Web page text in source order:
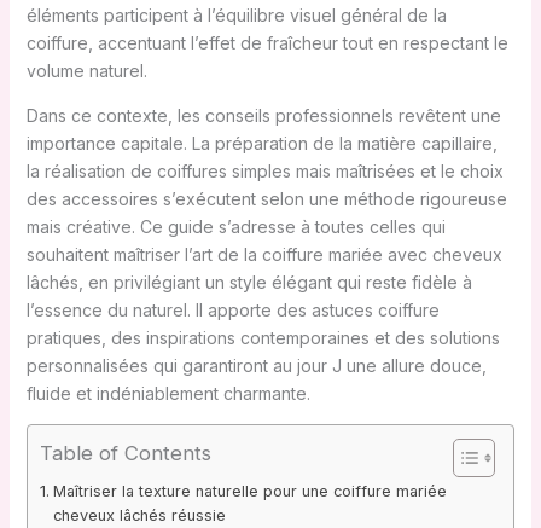
éléments participent à l’équilibre visuel général de la
coiffure, accentuant l’effet de fraîcheur tout en respectant le
volume naturel.
Dans ce contexte, les conseils professionnels revêtent une
importance capitale. La préparation de la matière capillaire,
la réalisation de coiffures simples mais maîtrisées et le choix
des accessoires s’exécutent selon une méthode rigoureuse
mais créative. Ce guide s’adresse à toutes celles qui
souhaitent maîtriser l’art de la coiffure mariée avec cheveux
lâchés, en privilégiant un style élégant qui reste fidèle à
l’essence du naturel. Il apporte des astuces coiffure
pratiques, des inspirations contemporaines et des solutions
personnalisées qui garantiront au jour J une allure douce,
fluide et indéniablement charmante.
Table of Contents
Maîtriser la texture naturelle pour une coiffure mariée
cheveux lâchés réussie